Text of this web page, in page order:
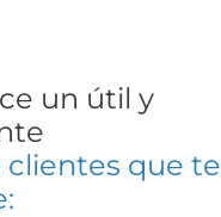
un útil y
que te